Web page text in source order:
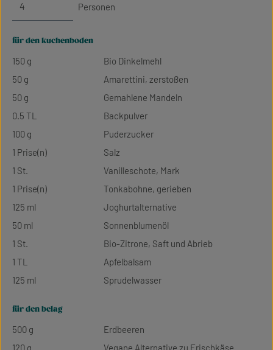
Personen
für den kuchenboden
150 g
Bio Dinkelmehl
50 g
Amarettini, zerstoßen
50 g
Gemahlene Mandeln
0.5 TL
Backpulver
100 g
Puderzucker
1 Prise(n)
Salz
1 St.
Vanilleschote, Mark
1 Prise(n)
Tonkabohne, gerieben
125 ml
Joghurtalternative
50 ml
Sonnenblumenöl
1 St.
Bio-Zitrone, Saft und Abrieb
1 TL
Apfelbalsam
125 ml
Sprudelwasser
für den belag
500 g
Erdbeeren
120 g
Vegane Alternative zu Frischkäse